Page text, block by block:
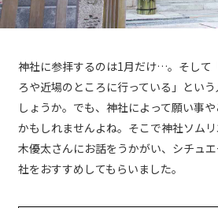
神社に参拝するのは1月だけ…。そして
ろや近場のところに行っている」とい
しょうか。でも、神社によって願い事
かもしれませんよね。そこで神社ソム
木優太さんにお話をうかがい、シチュ
社をおすすめしてもらいました。